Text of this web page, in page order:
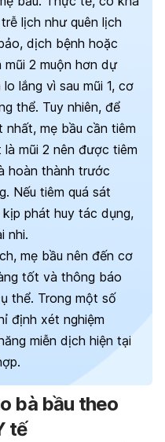
lịch như quên lịch
dịch bệnh hoặc
mũi 2 muộn hơn dự
lắng vì sau mũi 1, cơ
thể. Tuy nhiên, để
mẹ bầu cần tiêm
mũi 2 nên được tiêm
hoàn thành trước
Nếu tiêm quá sát
phát huy tác dụng,
nhi.
mẹ bầu nên đến cơ
tốt và thông báo
thể. Trong một số
định xét nghiệm
miễn dịch hiện tại
bà bầu theo
tế